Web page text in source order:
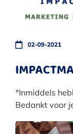
02-09-2021
*Inmiddels
Bedankt voor